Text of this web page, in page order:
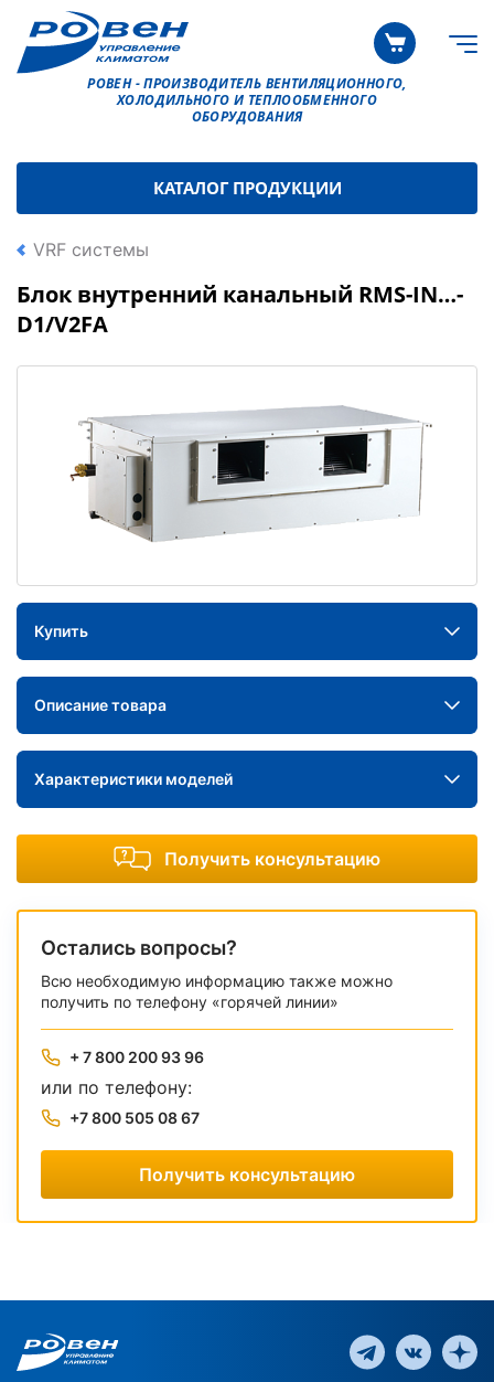
РОВЕН - ПРОИЗВОДИТЕЛЬ ВЕНТИЛЯЦИОННОГО,
ХОЛОДИЛЬНОГО И ТЕПЛООБМЕННОГО
ОБОРУДОВАНИЯ
КАТАЛОГ ПРОДУКЦИИ
VRF системы
Блок внутренний канальный RMS-IN…-
D1/V2FA
Купить
Описание товара
Характеристики моделей
Получить консультацию
Остались вопросы?
Всю необходимую информацию также можно
получить по телефону «горячей линии»
+ 7 800 200 93 96
или по телефону:
+7 800 505 08 67
Получить консультацию